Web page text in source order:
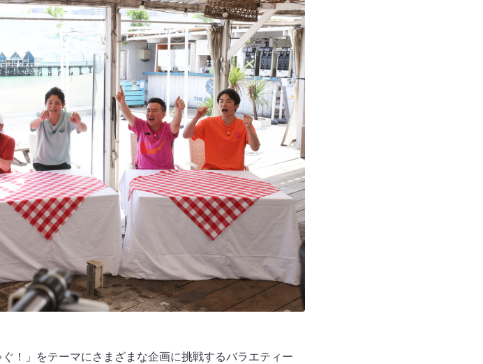
！」をテーマにさまざまな企画に挑戦するバラエティー